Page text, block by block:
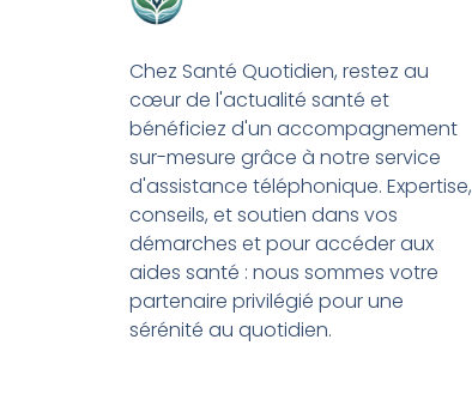
Chez Santé Quotidien, restez au
cœur de l'actualité santé et
bénéficiez d'un accompagnement
sur-mesure grâce à notre service
d'assistance téléphonique. Expertise,
conseils, et soutien dans vos
démarches et pour accéder aux
aides santé : nous sommes votre
partenaire privilégié pour une
sérénité au quotidien.